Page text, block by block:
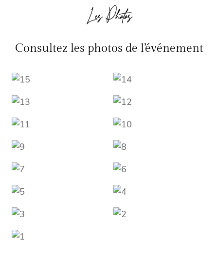
Les Photos
Consultez les photos de l’événement